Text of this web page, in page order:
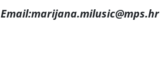
Email:marijana.milusic@mps.hr